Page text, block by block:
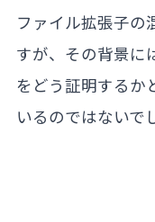
ファイル拡張子の
すが、その背景に
をどう証明するか
いるのではないで